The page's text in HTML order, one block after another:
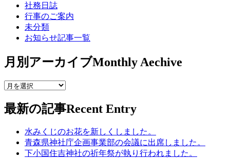
社務日誌
行事のご案内
未分類
お知らせ記事一覧
月別アーカイブMonthly Aechive
最新の記事Recent Entry
水みくじのお花を新しくしました。
青森県神社庁企画事業部の会議に出席しました。
下小国住吉神社の祈年祭が執り行われました。